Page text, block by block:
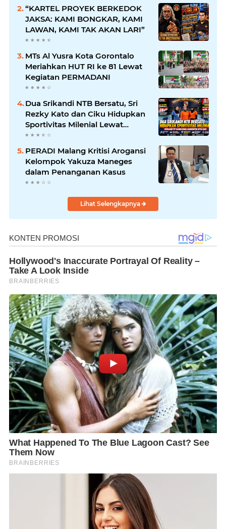
“KARTEL PROYEK BERKEDOK
JAKSA: KAMI BONGKAR, KAMI
LAWAN, KAMI TAK AKAN LARI”
MTs Al Yusra Kota Gorontalo
Meriahkan HUT RI ke 81 Lewat
Kegiatan PERMADANI
Dua Srikandi NTB Bersatu, Sri
Rezky Kato dan Ciku Hidupkan
Sportivitas Milenial Lewat
Badminton Open 2026
PERADI Malang Kritisi Arogansi
Kelompok Yakuza Maneges
dalam Penanganan Kasus
Lihat Selengkapnya